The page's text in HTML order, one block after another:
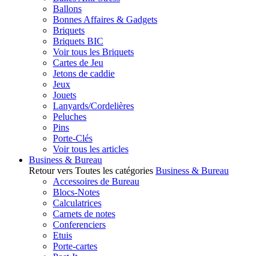
Ballons
Bonnes Affaires & Gadgets
Briquets
Briquets BIC
Voir tous les Briquets
Cartes de Jeu
Jetons de caddie
Jeux
Jouets
Lanyards/Cordelières
Peluches
Pins
Porte-Clés
Voir tous les articles
Business & Bureau
Retour vers Toutes les catégories Business & Bureau
Accessoires de Bureau
Blocs-Notes
Calculatrices
Carnets de notes
Conferenciers
Etuis
Porte-cartes